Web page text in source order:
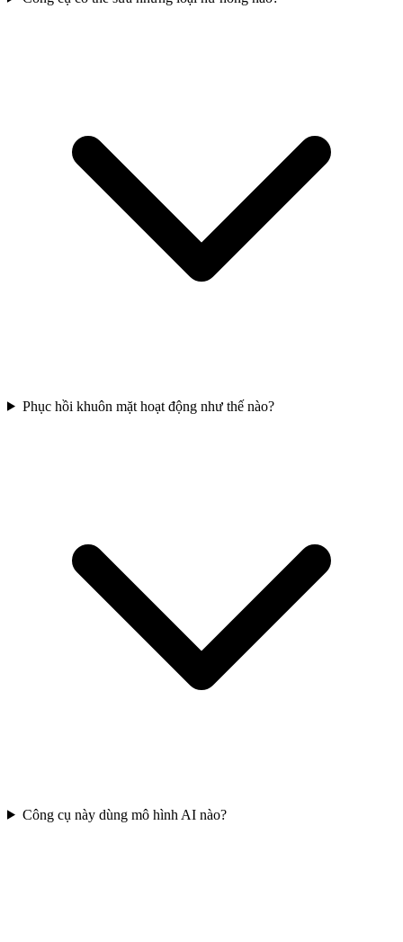
Phục hồi khuôn mặt hoạt động như thế nào?
Công cụ này dùng mô hình AI nào?